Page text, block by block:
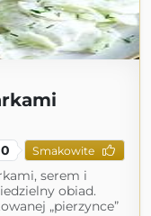
0 Smakowite
serem i
obiad.
„pierzynce”